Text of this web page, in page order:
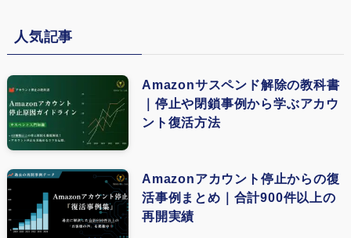
(1)
(2)
(1)
(1)
(1)
(1)
(3)
(3)
(5)
(4)
(4)
(4)
人気記事
Amazonサスペンド解除の教科書
｜停止や閉鎖事例から学ぶアカウ
ント復活方法
Amazonアカウント停止からの復
活事例まとめ｜合計900件以上の
再開実績